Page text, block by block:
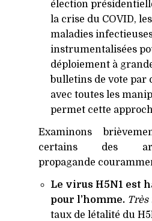
élection
la crise du COVID,
maladies
instrumentalisées
déploiement à
bulletins de vote par
avec toutes les
permet cette
Examinons
certains des
propagande
Le virus H5N1 est
pour l’homme. Très
taux de létalité du